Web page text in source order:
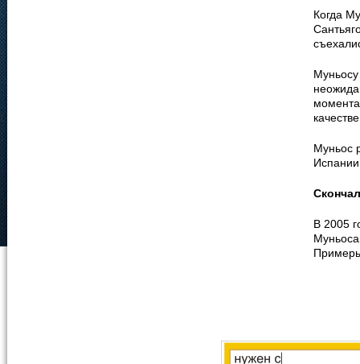
Когда
Муньос
В 2005